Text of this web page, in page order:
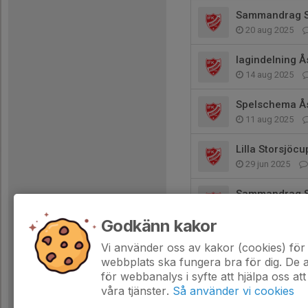
Sammandrag
20 aug 2025
lagindelning
14 aug 2025
Spelschema
11 aug 2025
Lilla
29 jun 2025
Sammandrag
31 maj 2025
Godkänn kakor
Vi använder oss av kakor (cookies)
webbplats ska fungera bra för dig. De
för webbanalys i syfte att hjälpa oss
våra tjänster. Så använder vi cookies